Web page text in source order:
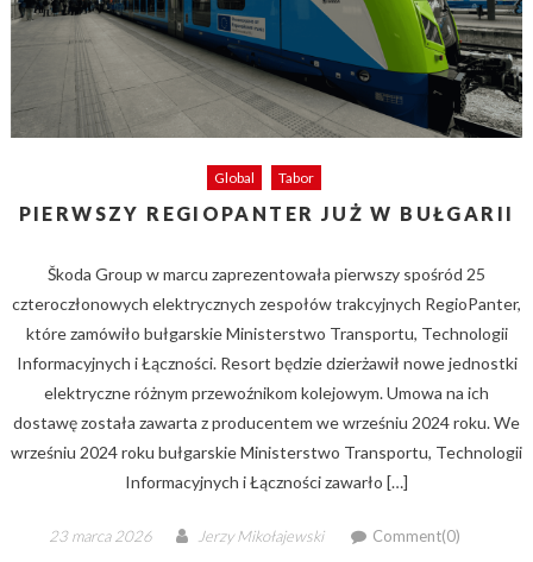
Global Tabor
PIERWSZY REGIOPANTER JUŻ W BUŁGARII
Škoda Group w marcu zaprezentowała pierwszy spośród 25
czteroczłonowych elektrycznych zespołów trakcyjnych RegioPanter,
które zamówiło bułgarskie Ministerstwo Transportu, Technologii
Informacyjnych i Łączności. Resort będzie dzierżawił nowe jednostki
elektryczne różnym przewoźnikom kolejowym. Umowa na ich
dostawę została zawarta z producentem we wrześniu 2024 roku. We
wrześniu 2024 roku bułgarskie Ministerstwo Transportu, Technologii
Informacyjnych i Łączności zawarło […]
Posted
23 marca 2026 Author
Jerzy Mikołajewski Comment(0)